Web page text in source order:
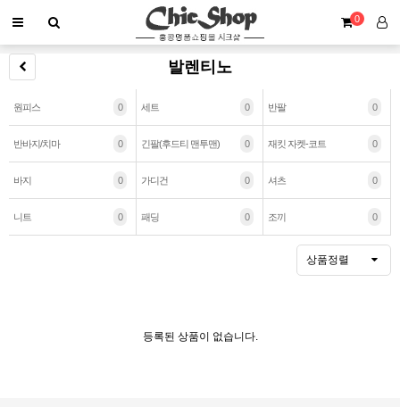
0
발렌티노
원피스 0 세트 0 반팔 0
반바지/치마 0 긴팔(후드티 맨투맨) 0 재킷 자켓-코트 0
바지 0 가디건 0 셔츠 0
니트 0 패딩 0 조끼 0
상품정렬
등록된 상품이 없습니다.